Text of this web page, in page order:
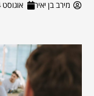
מירב בן יאיר אוגוסט 4, 2026